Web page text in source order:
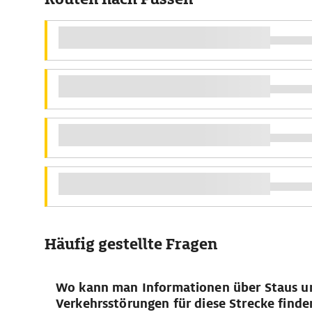
Häufig gestellte Fragen
Wo kann man Informationen über Staus
Verkehrsstörungen für diese Strecke